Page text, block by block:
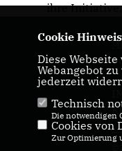
ihre Initiative,
Cookie Hinweis
Diese
Webangebot
jederzeit
Technisch
Die notwendigen
Cookies von
Zur Optimierung